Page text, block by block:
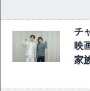
映
チ
映
家